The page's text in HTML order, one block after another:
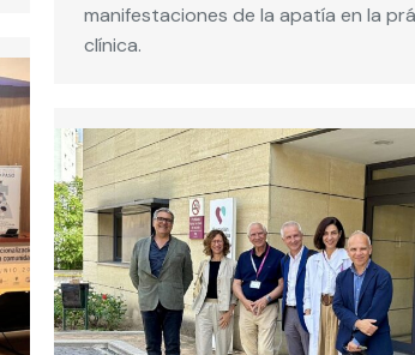
manifestaciones de la apatía en la
clínica.